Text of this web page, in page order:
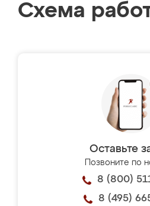
Схема
Оставьте
Позвоните по
8 (800)
8 (495)